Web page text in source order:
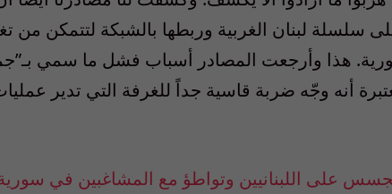
هذا وأرجعت المصادر أسباب فشل ما سمي
أنه وجّه ضربة قاسية جداً للغرفة التي تدير
على اللبنانيين وتواطؤ مع المشاغبين في